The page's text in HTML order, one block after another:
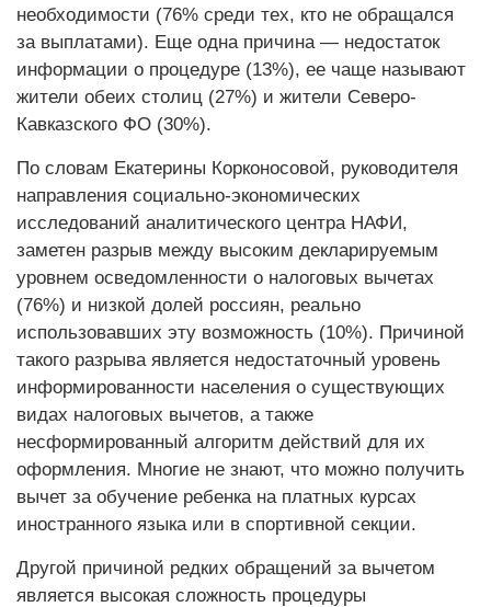
необходимости (76% среди тех, кто не обращался
за выплатами). Еще одна причина — недостаток
информации о процедуре (13%), ее чаще называют
жители обеих столиц (27%) и жители Северо-
Кавказского ФО (30%).
По словам Екатерины Корконосовой, руководителя
направления социально-экономических
исследований аналитического центра НАФИ,
заметен разрыв между высоким декларируемым
уровнем осведомленности о налоговых вычетах
(76%) и низкой долей россиян, реально
использовавших эту возможность (10%). Причиной
такого разрыва является недостаточный уровень
информированности населения о существующих
видах налоговых вычетов, а также
несформированный алгоритм действий для их
оформления. Многие не знают, что можно получить
вычет за обучение ребенка на платных курсах
иностранного языка или в спортивной секции.
Другой причиной редких обращений за вычетом
является высокая сложность процедуры